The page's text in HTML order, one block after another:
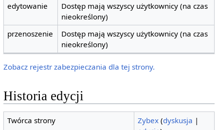
edytowanie
Dostęp mają wszyscy użytkownicy (na czas
nieokreślony)
przenoszenie
Dostęp mają wszyscy użytkownicy (na czas
nieokreślony)
Zobacz rejestr zabezpieczania dla tej strony.
Historia edycji
Twórca strony Zybex (dyskusja |